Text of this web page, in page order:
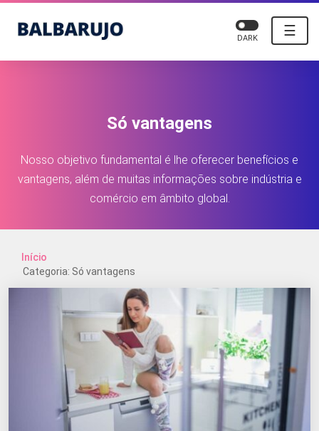
☰
DARK
Só vantagens
Nosso objetivo fundamental é lhe oferecer benefícios e
vantagens, além de muitas informações sobre indústria e
comércio em âmbito global.
Início
Categoria: Só vantagens